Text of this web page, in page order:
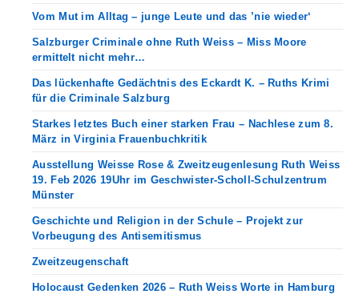
Vom Mut im Alltag – junge Leute und das ’nie wieder‘
Salzburger Criminale ohne Ruth Weiss – Miss Moore
ermittelt nicht mehr…
Das lückenhafte Gedächtnis des Eckardt K. – Ruths Krimi
für die Criminale Salzburg
Starkes letztes Buch einer starken Frau – Nachlese zum 8.
März in Virginia Frauenbuchkritik
Ausstellung Weisse Rose & Zweitzeugenlesung Ruth Weiss
19. Feb 2026 19Uhr im Geschwister-Scholl-Schulzentrum
Münster
Geschichte und Religion in der Schule – Projekt zur
Vorbeugung des Antisemitismus
Zweitzeugenschaft
Holocaust Gedenken 2026 – Ruth Weiss Worte in Hamburg